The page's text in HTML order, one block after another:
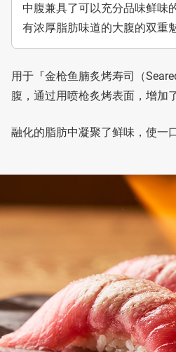
中腹兼具了可以充分品味鲜味
有浓厚脂肪味道的大腹的双重
用于『金枪鱼腩炙烤寿司（
腹，通过用喷枪炙烤表面，增加
融化的脂肪中凝聚了鲜味，使一